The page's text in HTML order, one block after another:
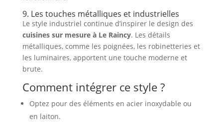
9. Les touches métalliques et industrielles
Le style industriel continue d’inspirer le design des
cuisines sur mesure à Le Raincy. Les détails
métalliques, comme les poignées, les robinetteries et
les luminaires, apportent une touche moderne et
brute.
Comment intégrer ce style ?
Optez pour des éléments en acier inoxydable ou
en laiton.